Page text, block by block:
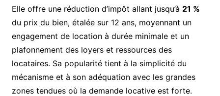
Elle offre une réduction d’impôt allant jusqu’à 21 %
du prix du bien, étalée sur 12 ans, moyennant un
engagement de location à durée minimale et un
plafonnement des loyers et ressources des
locataires. Sa popularité tient à la simplicité du
mécanisme et à son adéquation avec les grandes
zones tendues où la demande locative est forte.